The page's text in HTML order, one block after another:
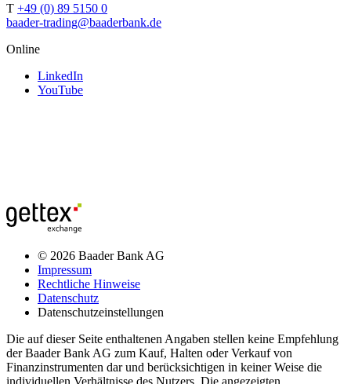
T +49 (0) 89 5150 0
baader-trading@baaderbank.de
Online
LinkedIn
YouTube
© 2026 Baader Bank AG
Impressum
Rechtliche Hinweise
Datenschutz
Datenschutzeinstellungen
Die auf dieser Seite enthaltenen Angaben stellen keine Empfehlung
der Baader Bank AG zum Kauf, Halten oder Verkauf von
Finanzinstrumenten dar und berücksichtigen in keiner Weise die